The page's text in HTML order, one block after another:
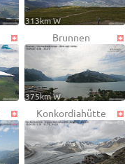
313km W
Brunnen
375km W
Konkordiahütte